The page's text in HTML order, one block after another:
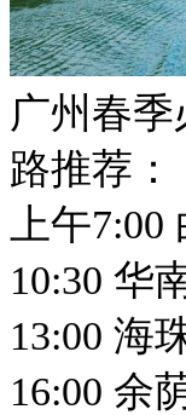
广州春
路推荐：
上午
10:30 华
13:00 海
16:00 余